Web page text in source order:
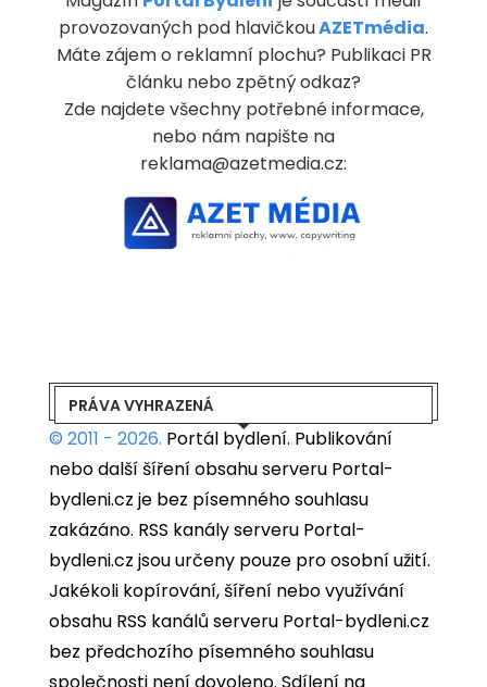
provozovaných pod hlavičkouAZETmédia.
Máte zájem o reklamní plochu? Publikaci PR
článku nebo zpětný odkaz?
Zde najdete všechny potřebné informace,
nebo nám napište na
reklama@azetmedia.cz:
PRÁVA VYHRAZENÁ
© 2011 - 2026. Portál bydlení. Publikování
nebo další šíření obsahu serveru Portal-
bydleni.cz je bez písemného souhlasu
zakázáno. RSS kanály serveru Portal-
bydleni.cz jsou určeny pouze pro osobní užití.
Jakékoli kopírování, šíření nebo využívání
obsahu RSS kanálů serveru Portal-bydleni.cz
bez předchozího písemného souhlasu
společnosti není dovoleno. Sdílení na